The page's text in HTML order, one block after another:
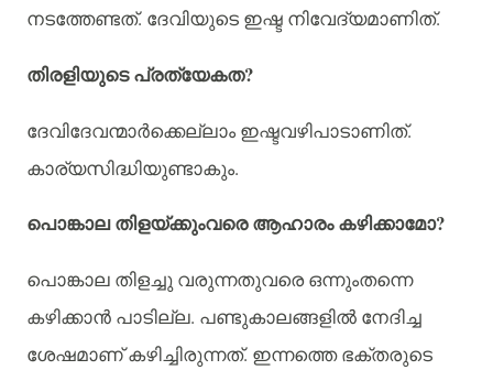
നടത്തേണ്ടത്. ദേവിയുടെ ഇഷ്ട നിവേദ്യമാണിത്.
തിരളിയുടെ പ്രത്യേകത?‌
ദേവിദേവന്മാർക്കെല്ലാം ഇഷ്ടവഴിപാടാണിത്.
കാര്യസിദ്ധിയുണ്ടാകും.
പൊങ്കാല തിളയ്ക്കുംവരെ ആഹാരം കഴിക്കാമോ?
പൊങ്കാല തിളച്ചു വരുന്നതുവരെ ഒന്നുംതന്നെ
കഴിക്കാൻ പാടില്ല. പണ്ടുകാലങ്ങളിൽ നേദിച്ച
ശേഷമാണ് കഴിച്ചിരുന്നത്. ഇന്നത്തെ ഭക്തരുടെ